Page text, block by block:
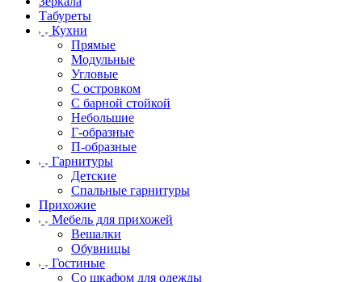
Табуреты
Кухни
Прямые
Модульные
Угловые
С островком
С барной стойкой
Небольшие
Г-образные
П-образные
Гарнитуры
Детские
Спальные гарнитуры
Прихожие
Мебель для прихожей
Вешалки
Обувницы
Гостиные
Со шкафом для одежды